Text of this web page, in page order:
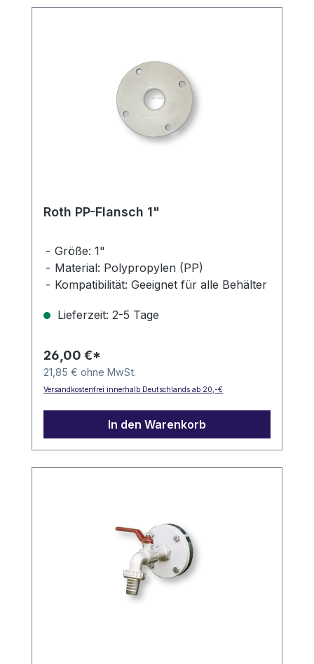
Roth PP-Flansch 1"
Größe: 1"
Material: Polypropylen (PP)
Kompatibilität: Geeignet für alle Behälter
Lieferzeit: 2-5 Tage
26,00 €*
21,85 € ohne MwSt.
Versandkostenfrei innerhalb Deutschlands ab 20,-€
In den Warenkorb